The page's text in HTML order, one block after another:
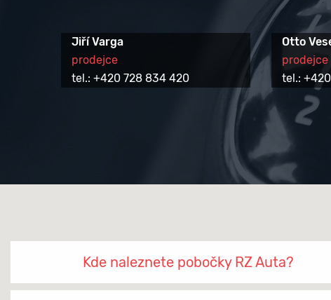
Jiří Varga
prodejce
tel.: +420 728 834 420
Otto
prodejce
tel.:
Kde naleznete pobočky RZ Auta?